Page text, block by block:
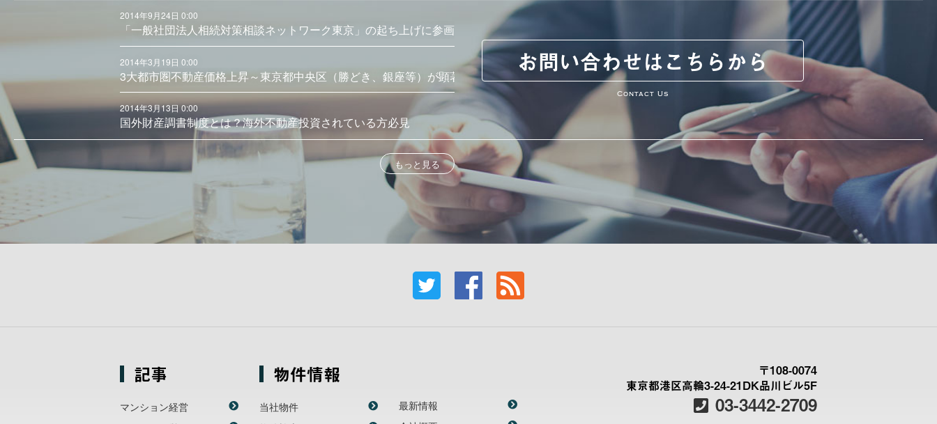
2014年9月24日 0:00
「一般社団法人相続対策相談ネットワーク東京」の起ち上げに参画
2014年3月19日 0:00
3大都市圏不動産価格上昇～東京都中央区（勝どき、銀座等）が顕著
2014年3月13日 0:00
国外財産調書制度とは？海外不動産投資されている方必見
もっと見る
お問い合わせはこちらから
Contact Us
記事
マンション経営
物件情報
当社物件
最新情報
〒108-0074
東京都港区高輪3-24-21DK品川ビル5F
03-3442-2709